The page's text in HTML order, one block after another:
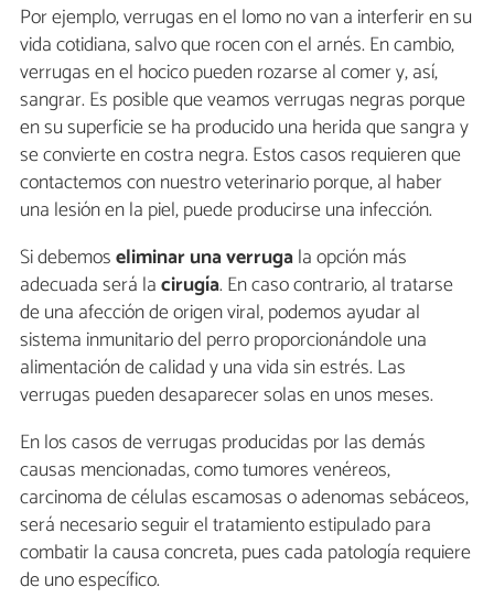
Por ejemplo, verrugas en el lomo no van a interferir en su
vida cotidiana, salvo que rocen con el arnés. En cambio,
verrugas en el hocico pueden rozarse al comer y, así,
sangrar. Es posible que veamos verrugas negras porque
en su superficie se ha producido una herida que sangra y
se convierte en costra negra. Estos casos requieren que
contactemos con nuestro veterinario porque, al haber
una lesión en la piel, puede producirse una infección.
Si debemoseliminar una verrugala opción más
adecuada será lacirugía. En caso contrario, al tratarse
de una afección de origen viral, podemos ayudar al
sistema inmunitario del perro proporcionándole una
alimentación de calidad y una vida sin estrés. Las
verrugas pueden desaparecer solas en unos meses.
En los casos de verrugas producidas por las demás
causas mencionadas, como tumores venéreos,
carcinoma de células escamosas o adenomas sebáceos,
será necesario seguir el tratamiento estipulado para
combatir la causa concreta, pues cada patología requiere
de uno específico.